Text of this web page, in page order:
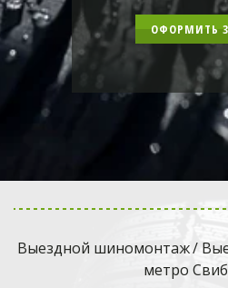
ОФОРМИТЬ
Выездной шиномонтаж /
метро